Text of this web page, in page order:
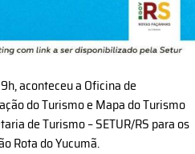
aconteceu a Oficina de
do Turismo e Mapa do Turismo
de Turismo – SETUR/RS para os
Rota do Yucumã.